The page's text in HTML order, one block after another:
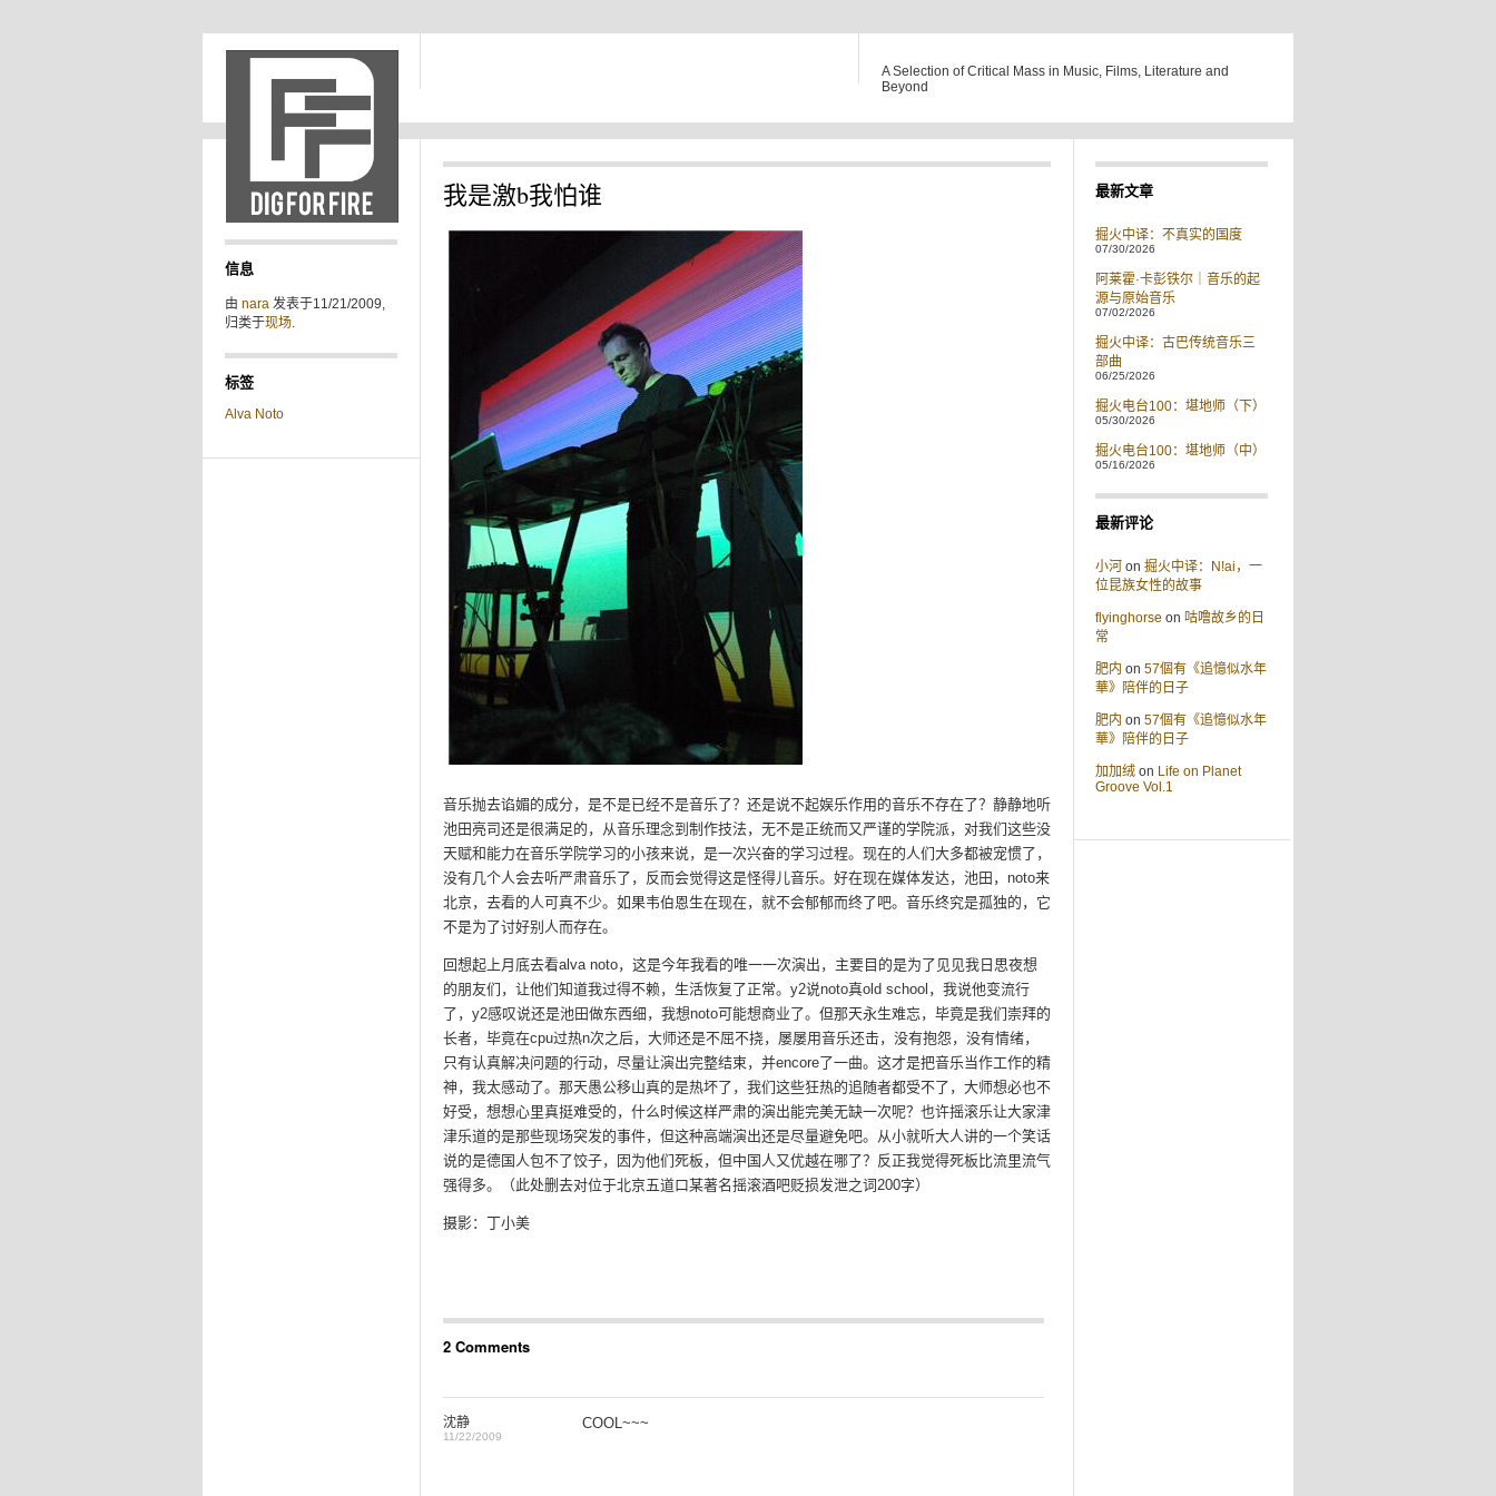
A Selection of Critical Mass in Music, Films, Literature and
Beyond
信息
由 nara 发表于11/21/2009,
归类于现场.
标签
Alva Noto
我是激b我怕谁
音乐抛去谄媚的成分，是不是已经不是音乐了？还是说不起娱乐作用的音乐不存在了？静静地听
池田亮司还是很满足的，从音乐理念到制作技法，无不是正统而又严谨的学院派，对我们这些没
天赋和能力在音乐学院学习的小孩来说，是一次兴奋的学习过程。现在的人们大多都被宠惯了，
没有几个人会去听严肃音乐了，反而会觉得这是怪得儿音乐。好在现在媒体发达，池田，noto来
北京，去看的人可真不少。如果韦伯恩生在现在，就不会郁郁而终了吧。音乐终究是孤独的，它
不是为了讨好别人而存在。
回想起上月底去看alva noto，这是今年我看的唯一一次演出，主要目的是为了见见我日思夜想
的朋友们，让他们知道我过得不赖，生活恢复了正常。y2说noto真old school，我说他变流行
了，y2感叹说还是池田做东西细，我想noto可能想商业了。但那天永生难忘，毕竟是我们崇拜的
长者，毕竟在cpu过热n次之后，大师还是不屈不挠，屡屡用音乐还击，没有抱怨，没有情绪，
只有认真解决问题的行动，尽量让演出完整结束，并encore了一曲。这才是把音乐当作工作的精
神，我太感动了。那天愚公移山真的是热坏了，我们这些狂热的追随者都受不了，大师想必也不
好受，想想心里真挺难受的，什么时候这样严肃的演出能完美无缺一次呢？也许摇滚乐让大家津
津乐道的是那些现场突发的事件，但这种高端演出还是尽量避免吧。从小就听大人讲的一个笑话
说的是德国人包不了饺子，因为他们死板，但中国人又优越在哪了？反正我觉得死板比流里流气
强得多。（此处删去对位于北京五道口某著名摇滚酒吧贬损发泄之词200字）
摄影：丁小美
2 Comments
沈静
11/22/2009
COOL~~~
最新文章
掘火中译：不真实的国度
07/30/2026
阿莱霍·卡彭铁尔｜音乐的起
源与原始音乐
07/02/2026
掘火中译：古巴传统音乐三
部曲
06/25/2026
掘火电台100：堪地师（下）
05/30/2026
掘火电台100：堪地师（中）
05/16/2026
最新评论
小河 on 掘火中译：N!ai，一
位昆族女性的故事
flyinghorse on 咕噜故乡的日
常
肥内 on 57個有《追憶似水年
華》陪伴的日子
肥内 on 57個有《追憶似水年
華》陪伴的日子
加加绒 on Life on Planet
Groove Vol.1